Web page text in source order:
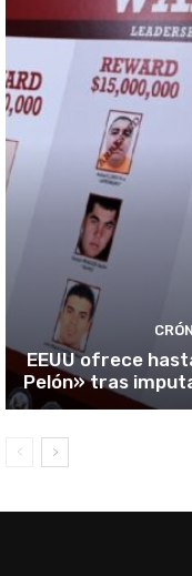
EEUU ofrece
Pelón» tras